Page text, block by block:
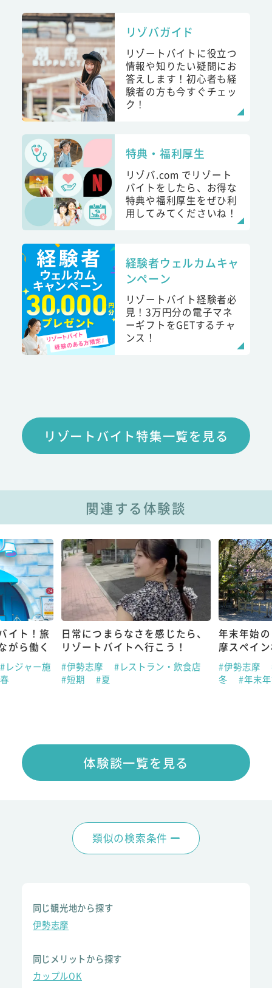
リゾバガイド
リゾートバイトに役立つ
情報や知りたい疑問にお
答えします！初心者も経
験者の方も今すぐチェッ
ク！
特典・福利厚生
リゾバ.com でリゾート
バイトをしたら、お得な
特典や福利厚生をぜひ利
用してみてくださいね！
経験者ウェルカムキャ
ンペーン
リゾートバイト経験者必
見！3万円分の電子マネ
ーギフトをGETするチャ
ンス！
リゾートバイト特集一覧を見る
関連する体験談
イト！旅
がら働く
#レジャー施
日常につまらなさを感じたら、
リゾートバイトへ行こう！
#伊勢志摩
#レストラン・飲食店
#短期
#夏
年末年始
摩スペイ
#伊勢志摩
冬
#年末
体験談一覧を見る
類似の検索条件
同じ観光地から探す
伊勢志摩
同じメリットから探す
カップルOK